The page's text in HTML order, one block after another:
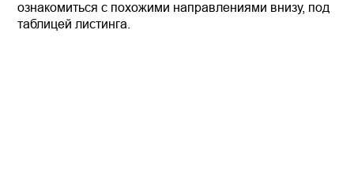
ознакомиться с похожими направлениями внизу, под
таблицей листинга.